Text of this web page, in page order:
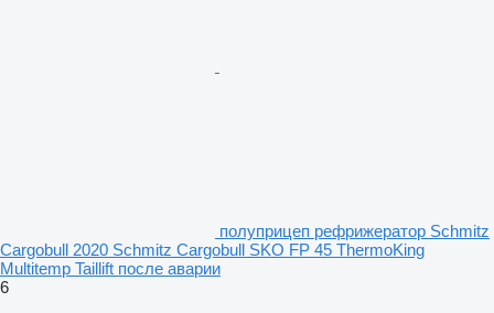
полуприцеп рефрижератор Schmitz
Cargobull 2020 Schmitz Cargobull SKO FP 45 ThermoKing
Multitemp Taillift после аварии
6